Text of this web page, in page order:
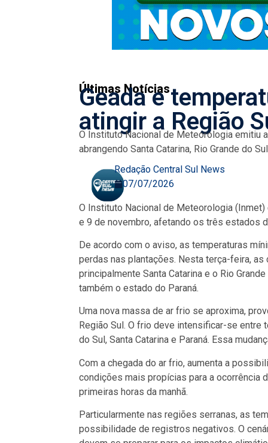
Últimas Notícias
Geada e
atingir a Região
O Instituto Nacional de Meteorologia emitiu
abrangendo Santa Catarina, Rio Grande do
Redação Central Sul News
07/07/2026
O Instituto Nacional de Meteorologia
e 9 de novembro, afetando os três estados
De acordo com o aviso, as temperaturas
perdas nas plantações. Nesta terça-feira,
principalmente Santa Catarina e o Rio
também o estado do Paraná.
Uma nova massa de ar frio se aproxima,
Região Sul. O frio deve intensificar-se entre
do Sul, Santa Catarina e Paraná. Essa
Com a chegada do ar frio, aumenta a
condições mais propícias para a ocorrência
primeiras horas da manhã.
Particularmente nas regiões serranas, as
possibilidade de registros negativos. O